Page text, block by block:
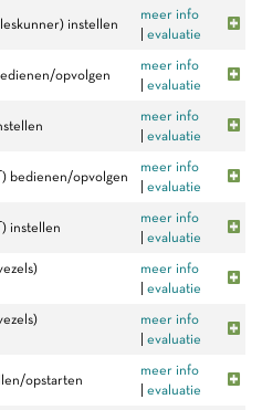
instellen
meer info
evaluatie
opvolgen
meer info
evaluatie
meer info
evaluatie
bedienen/opvolgen
meer info
evaluatie
instellen
meer info
evaluatie
meer info
evaluatie
meer info
evaluatie
opstarten
meer info
evaluatie